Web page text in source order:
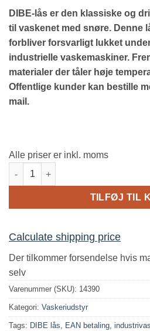
DIBE-lås er den klassiske og
til vaskenet med snøre. Denne
forbliver forsvarligt lukket
industrielle vaskemaskiner.
materialer der tåler høje
Offentlige kunder kan bestille
mail.
Alle priser er inkl. moms
DIBE-lås – Robust trykknappelås
TILFØJ TIL
Calculate shipping price
Der tilkommer forsendelse hvis
selv
Varenummer (SKU): 14390
Kategori: Vaskeriudstyr
Tags: DIBE lås, EAN betaling,